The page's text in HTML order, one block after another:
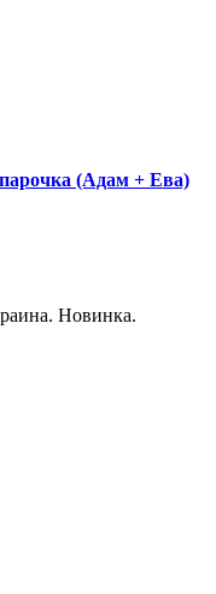
(Адам + Ева)
Новинка.